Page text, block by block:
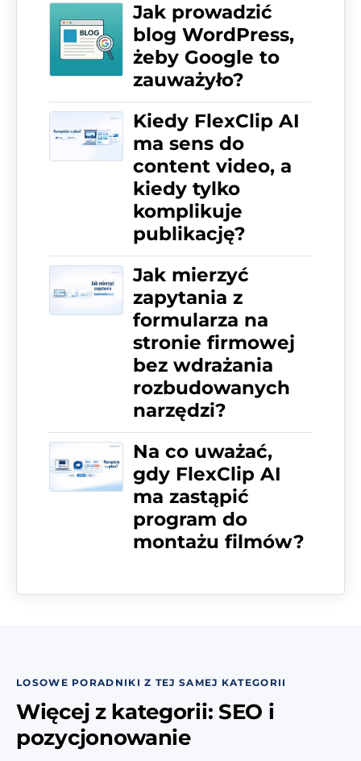
Jak prowadzić
blog WordPress,
żeby Google to
zauważyło?
Kiedy FlexClip AI
ma sens do
content video, a
kiedy tylko
komplikuje
publikację?
Jak mierzyć
zapytania z
formularza na
stronie firmowej
bez wdrażania
rozbudowanych
narzędzi?
Na co uważać,
gdy FlexClip AI
ma zastąpić
program do
montażu filmów?
LOSOWE PORADNIKI Z TEJ SAMEJ KATEGORII
Więcej z kategorii: SEO i
pozycjonowanie